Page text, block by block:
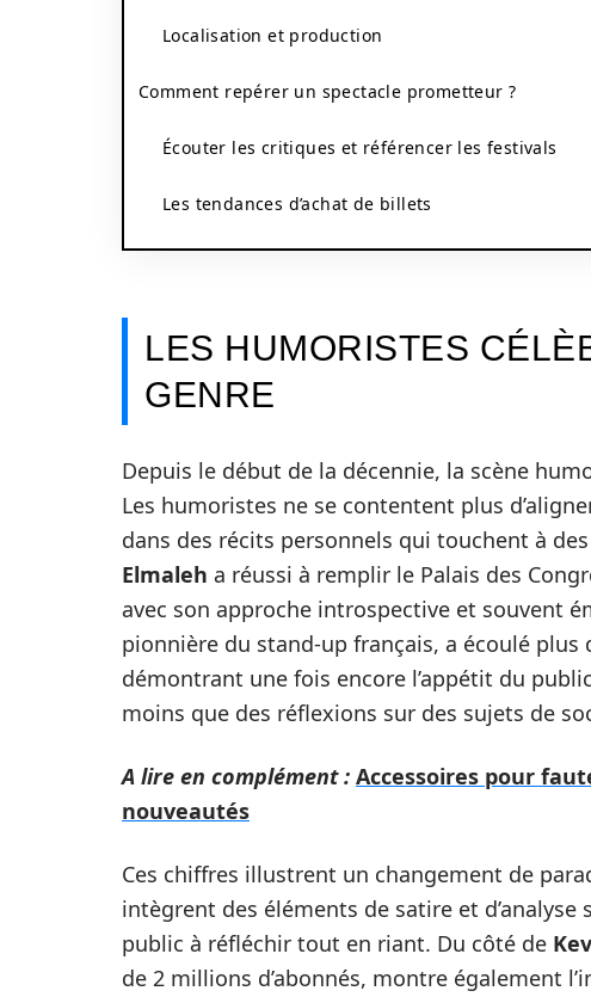
Localisation et production
Comment repérer un spectacle prometteur ?
Écouter les critiques et référencer les festivals
Les tendances d’achat de billets
LES HUMORISTES
GENRE
Depuis le début de la décennie, la scène
Les humoristes ne se contentent plus
dans des récits personnels qui touchent à
Elmaleh a réussi à remplir le Palais des
avec son approche introspective et souvent
pionnière du stand-up français, a écoulé
démontrant une fois encore l’appétit du
moins que des réflexions sur des sujets de
A lire en complément : Accessoires pour
nouveautés
Ces chiffres illustrent un changement de
intègrent des éléments de satire et
public à réfléchir tout en riant. Du côté de
de 2 millions d’abonnés, montre également